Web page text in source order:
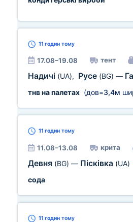
11 годин тому
17.08–19.08 тент
Надичі (UA), Русе (BG) —
тнв на палетах (дов=3,4м
11 годин тому
11.08–13.08 крита
Девня (BG) — Пісківка (UA)
сода
11 годин тому